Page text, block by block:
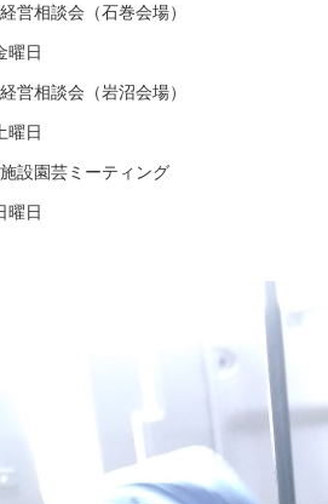
営相談会（石巻会場）
曜日
営相談会（岩沼会場）
曜日
設園芸ミーティング
曜日